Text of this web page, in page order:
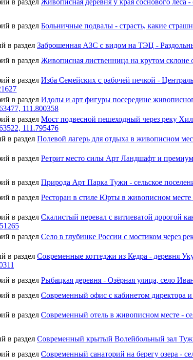
в раздел Больничные подвалы - страсть, какие
в раздел Заброшенная АЗС с видом на ТЭЦ -
в раздел Живописная лиственница на крутом склоне
в раздел Изба Семейских с рабочей печкой -
в раздел Идолы и арт фигуры посередине
111.800358
в раздел Мост подвесной пешеходный через реку
111.795476
в раздел Полевой лагерь для отдыха в живописном
в раздел Ретрит место силы Арт Ландшафт и
в раздел Природа Арт Парка Тужи - сельское
в раздел Ресторан в стиле Юрты в живописном месте
в раздел Скалистый перевал с витиеватой дорогой
в раздел Село в глубинке России с мостиком через
в раздел Современные коттеджи из Кедра - деревня
в раздел Рыбацкая деревня - Озёрная улица, село
в раздел Современный офис с кабинетом директора
в раздел Современный отель в живописном месте -
в раздел Современный крытый Волейбольный зал
в раздел Современный санаторий на берегу озера -